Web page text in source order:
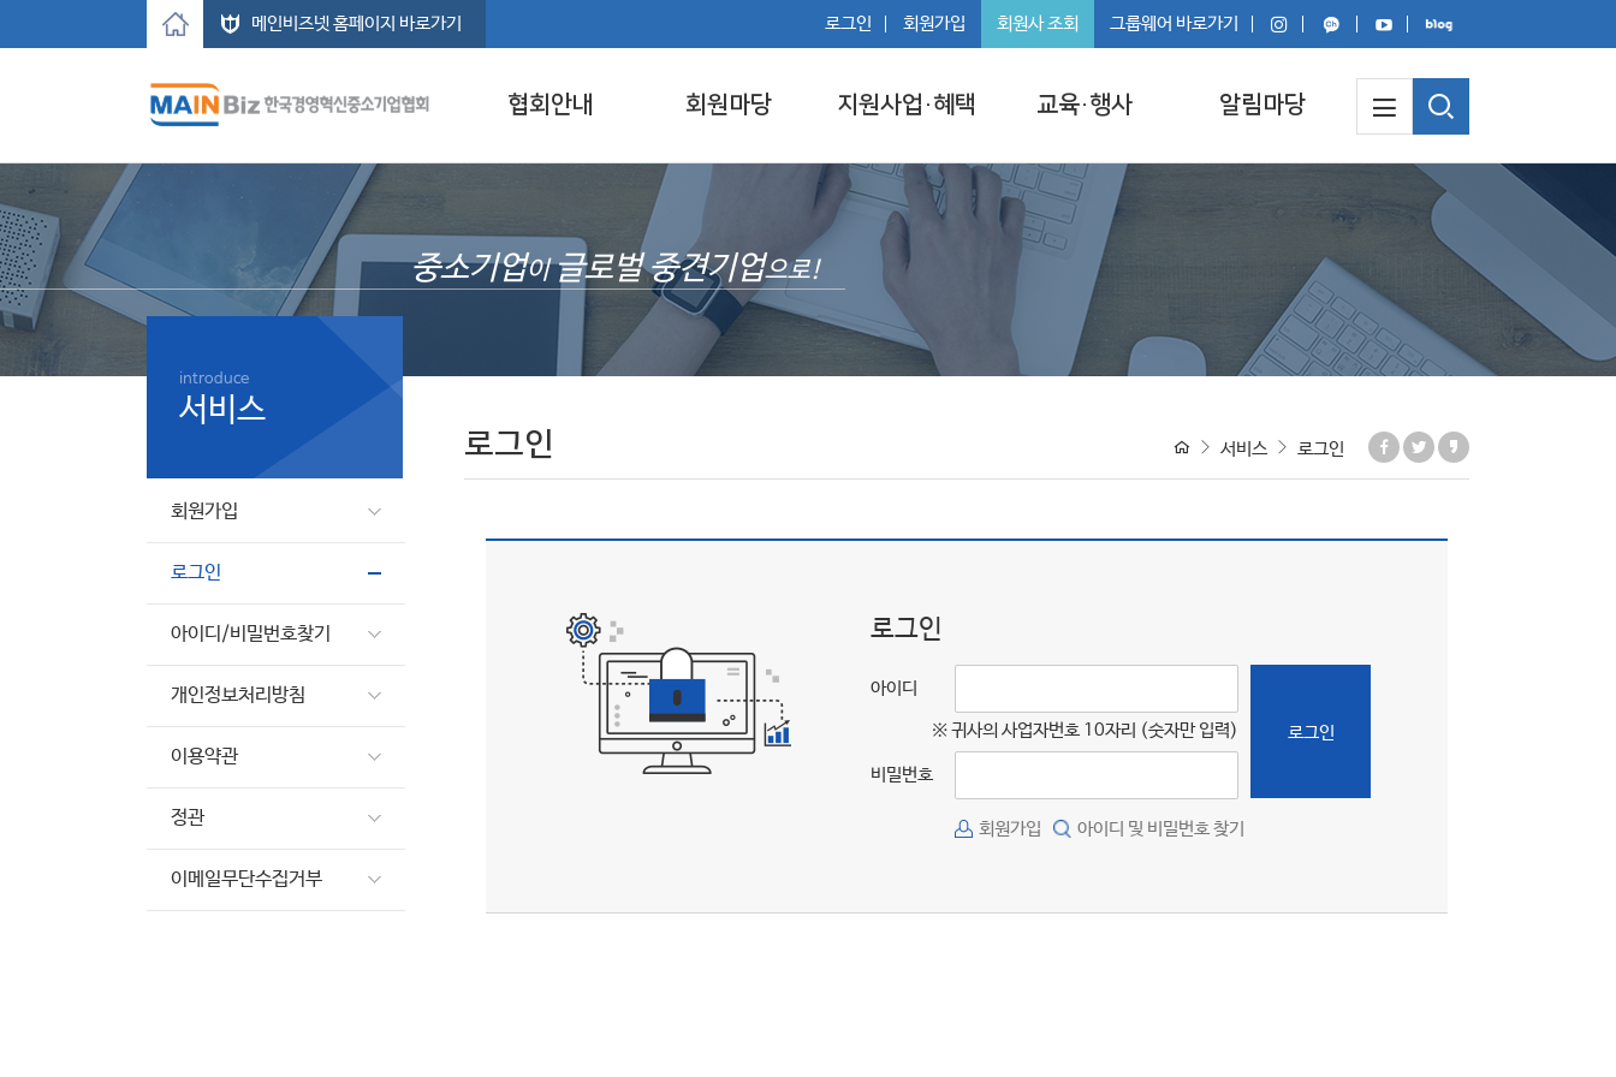
협회안내 회원마당 지원사업·혜택 교육·행사 알림마당
메인비즈넷 홈페이지 바로가기 로그인 회원가입 회원사 조회 그룹웨어 바로가기
중소기업이글로벌 중견기업으로!
introduce
서비스
회원가입
로그인
아이디/비밀번호찾기
개인정보처리방침
이용약관
정관
이메일무단수집거부
로그인 서비스 로그인
로그인
아이디
※ 귀사의 사업자번호 10자리 (숫자만 입력)
비밀번호
로그인
회원가입 아이디 및 비밀번호 찾기